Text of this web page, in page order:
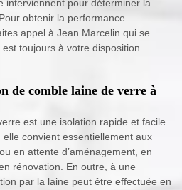
interviennent pour déterminer la
obtenir la performance
appel à Jean Marcelin qui se
toujours à votre disposition.
de comble laine de verre à
est une isolation rapide et facile
convient essentiellement aux
en attente d’aménagement, en
rénovation. En outre, à une
par la laine peut être effectuée en